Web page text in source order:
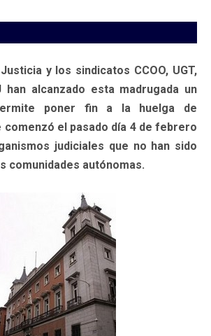
y los sindicatos CCOO, UGT,
han alcanzado esta madrugada un
poner fin a la huelga de
el pasado día 4 de febrero
judiciales que no han sido
comunidades autónomas.